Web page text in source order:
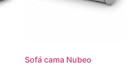
Sofá cama Nubeo